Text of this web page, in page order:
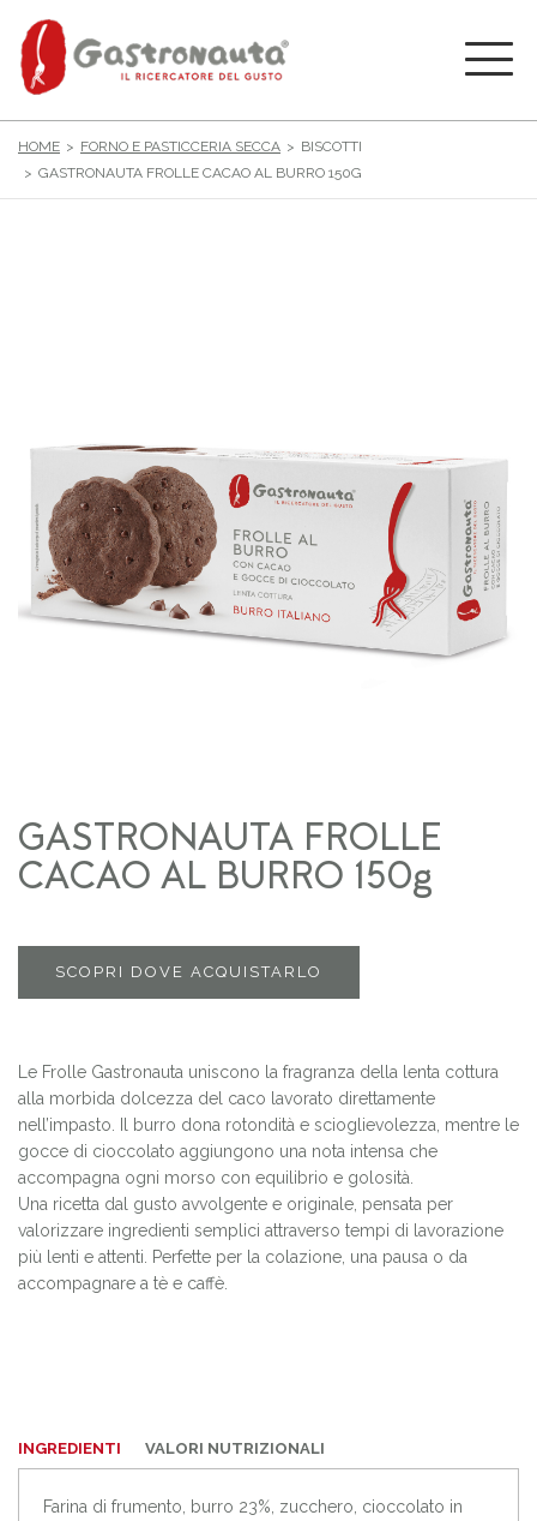
HOME FORNO E PASTICCERIA SECCA
BISCOTTI
GASTRONAUTA FROLLE CACAO AL BURRO 150G
GASTRONAUTA FROLLE
CACAO AL BURRO 150g
SCOPRI DOVE ACQUISTARLO
Le Frolle Gastronauta uniscono la fragranza della lenta cottura
alla morbida dolcezza del caco lavorato direttamente
nell’impasto. Il burro dona rotondità e scioglievolezza, mentre le
gocce di cioccolato aggiungono una nota intensa che
accompagna ogni morso con equilibrio e golosità.
Una ricetta dal gusto avvolgente e originale, pensata per
valorizzare ingredienti semplici attraverso tempi di lavorazione
più lenti e attenti. Perfette per la colazione, una pausa o da
accompagnare a tè e caffè.
INGREDIENTI VALORI NUTRIZIONALI
Farina di frumento, burro 23%, zucchero, cioccolato in